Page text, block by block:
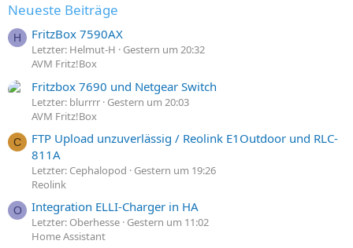
Neueste Beiträge
H FritzBox 7590AX
Letzter: Helmut-H
Gestern um 20:32
AVM Fritz!Box
Fritzbox 7690 und Netgear Switch
Letzter: blurrrr Gestern um 20:03
AVM Fritz!Box
C
FTP Upload unzuverlässig / Reolink E1Outdoor und RLC-
811A
Letzter: Cephalopod
Gestern um 19:26
Reolink
O Integration ELLI-Charger in HA
Letzter: Oberhesse Gestern um 11:02
Home Assistant